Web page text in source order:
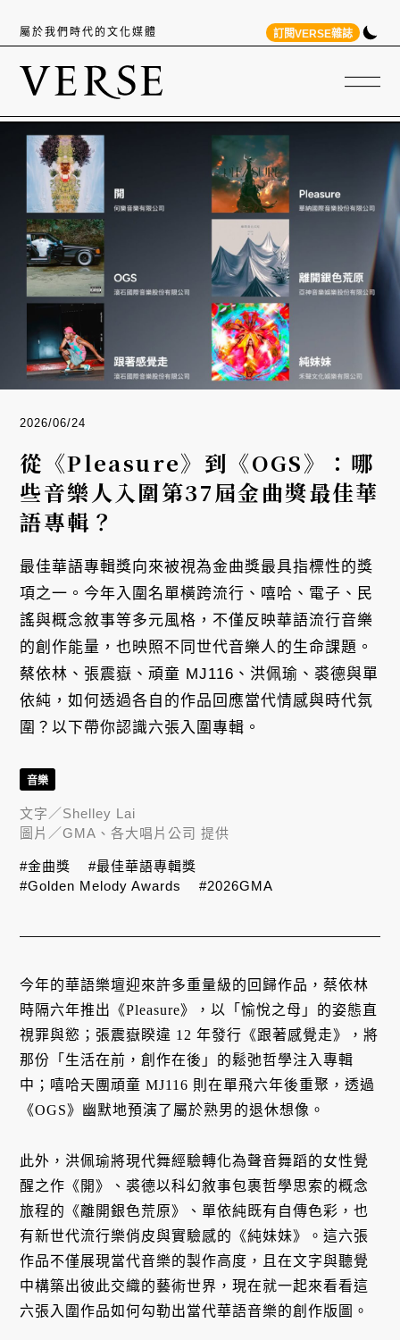
屬於我們時代的文化媒體 訂閱VERSE雜誌
2026/06/24
從《Pleasure》到《OGS》：哪
些音樂人入圍第37屆金曲獎最佳華
語專輯？
最佳華語專輯獎向來被視為金曲獎最具指標性的獎
項之一。今年入圍名單橫跨流行、嘻哈、電子、民
謠與概念敘事等多元風格，不僅反映華語流行音樂
的創作能量，也映照不同世代音樂人的生命課題。
蔡依林、張震嶽、頑童 MJ116、洪佩瑜、裘德與單
依純，如何透過各自的作品回應當代情感與時代氛
圍？以下帶你認識六張入圍專輯。
今年的華語樂壇迎來許多重量級的回歸作品，蔡依林
時隔六年推出《Pleasure》，以「愉悅之母」的姿態直
視罪與慾；張震嶽睽違 12 年發行《跟著感覺走》，將
那份「生活在前，創作在後」的鬆弛哲學注入專輯
中；嘻哈天團頑童 MJ116 則在單飛六年後重聚，透過
《OGS》幽默地預演了屬於熟男的退休想像。
此外，洪佩瑜將現代舞經驗轉化為聲音舞蹈的女性覺
醒之作《開》、裘德以科幻敘事包裹哲學思索的概念
旅程的《離開銀色荒原》、單依純既有自傳色彩，也
有新世代流行樂俏皮與實驗感的《純妹妹》。這六張
作品不僅展現當代音樂的製作高度，且在文字與聽覺
中構築出彼此交織的藝術世界，現在就一起來看看這
六張入圍作品如何勾勒出當代華語音樂的創作版圖。
音樂
文字／Shelley Lai
圖片／GMA、各大唱片公司 提供
#金曲獎
#最佳華語專輯獎
#Golden Melody Awards
#2026GMA